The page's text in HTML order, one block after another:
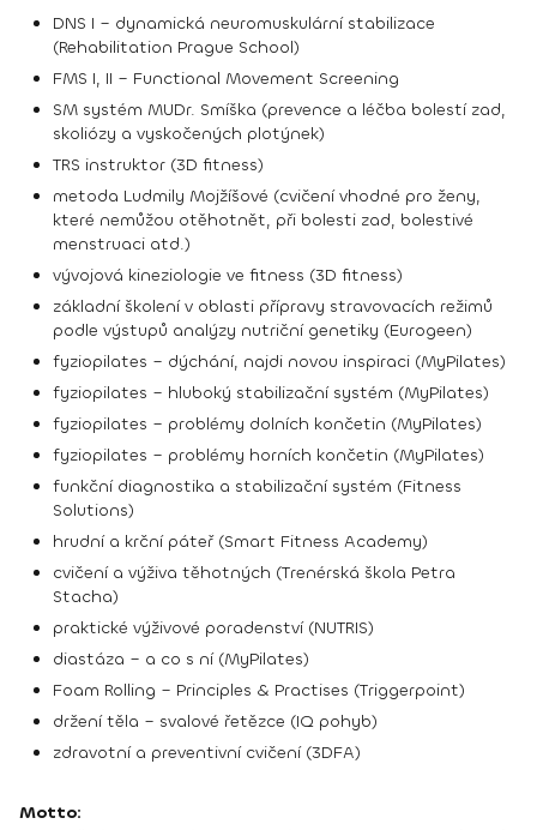
DNS I – dynamická neuromuskulární stabilizace
(Rehabilitation Prague School)
FMS I, II – Functional Movement Screening
SM systém MUDr. Smíška (prevence a léčba bolestí zad,
skoliózy a vyskočených plotýnek)
TRS instruktor (3D fitness)
metoda Ludmily Mojžíšové (cvičení vhodné pro ženy,
které nemůžou otěhotnět, při bolesti zad, bolestivé
menstruaci atd.)
vývojová kineziologie ve fitness (3D fitness)
základní školení v oblasti přípravy stravovacích režimů
podle výstupů analýzy nutriční genetiky (Eurogeen)
fyziopilates – dýchání, najdi novou inspiraci (MyPilates)
fyziopilates – hluboký stabilizační systém (MyPilates)
fyziopilates – problémy dolních končetin (MyPilates)
fyziopilates – problémy horních končetin (MyPilates)
funkční diagnostika a stabilizační systém (Fitness
Solutions)
hrudní a krční páteř (Smart Fitness Academy)
cvičení a výživa těhotných (Trenérská škola Petra
Stacha)
praktické výživové poradenství (NUTRIS)
diastáza – a co s ní (MyPilates)
Foam Rolling – Principles & Practises (Triggerpoint)
držení těla – svalové řetězce (IQ pohyb)
zdravotní a preventivní cvičení (3DFA)
Motto: